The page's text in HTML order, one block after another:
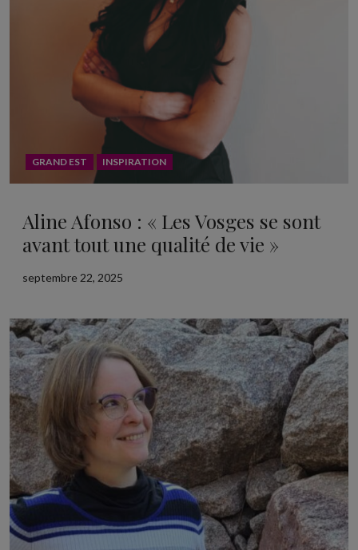
GRAND EST INSPIRATION
Aline Afonso : « Les Vosges se sont
avant tout une qualité de vie »
septembre 22, 2025